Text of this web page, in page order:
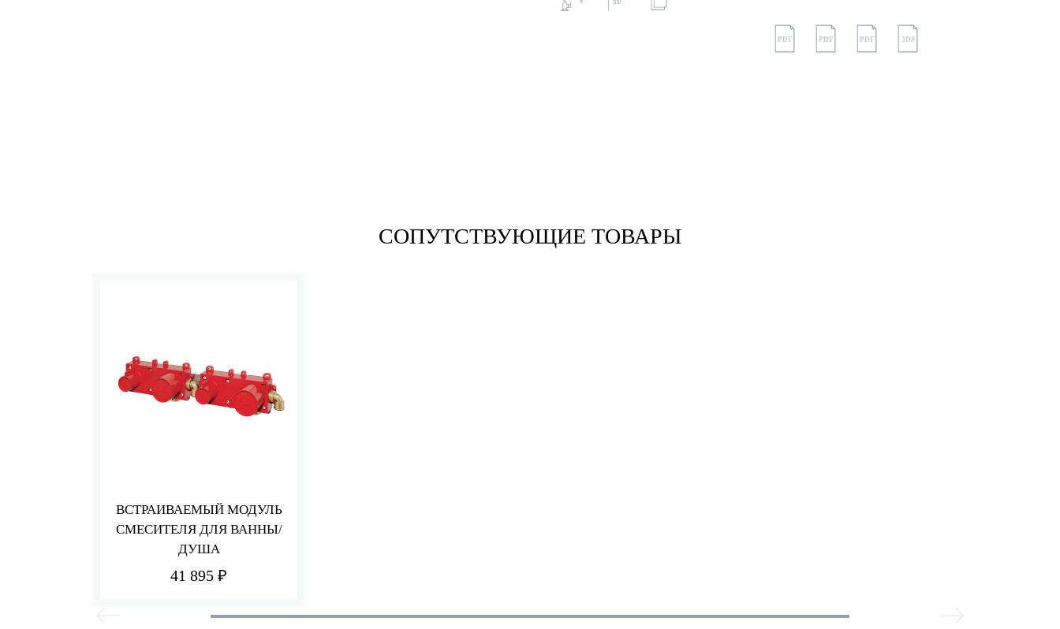
PDF PDF PDF 3DS
СОПУТСТВУЮЩИЕ ТОВАРЫ
ВСТРАИВАЕМЫЙ МОДУЛЬ
СМЕСИТЕЛЯ ДЛЯ ВАННЫ/
ДУША
41 895 ₽